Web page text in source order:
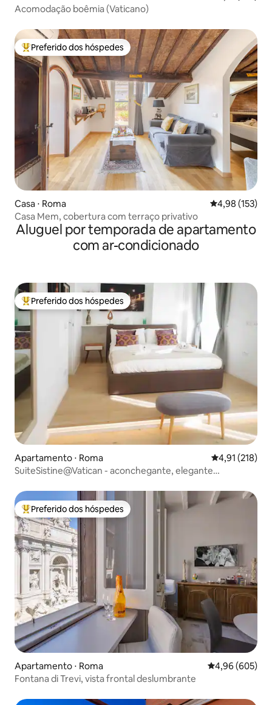
Acomodação boêmia (Vaticano)
Entre os melhores preferidos dos hóspedes
Preferido dos hóspedes
Casa ⋅ Roma 4,98 de uma
4,98 (153)
Casa Mem, cobertura com terraço privativo
Aluguel por temporada de apartamento
com ar-condicionado
Entre os melhores preferidos dos hóspedes
Preferido dos hóspedes
Apartamento ⋅ Roma 4,91 de uma
4,91 (218)
SuiteSistine@Vatican - aconchegante, elegante
Entre os melhores preferidos dos hóspedes
Preferido dos hóspedes
Apartamento ⋅ Roma 4,96 de uma
4,96 (605)
Fontana di Trevi, vista frontal deslumbrante